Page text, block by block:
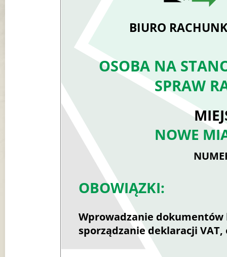
BIURO
OSOBA NA
SPRAW
NOWE
OBOWIĄZKI:
Wprowadzanie
sporządzanie deklaracji